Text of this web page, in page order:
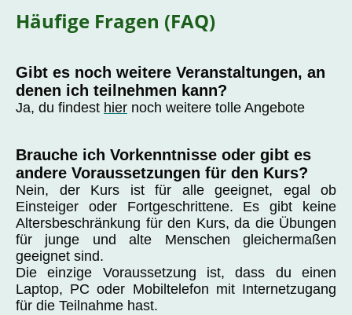
Häufige Fragen (FAQ)
Gibt es noch weitere Veranstaltungen, an
denen ich teilnehmen kann?
Ja, du findest hier noch weitere tolle Angebote
Brauche ich Vorkenntnisse oder gibt es
andere Voraussetzungen für den Kurs?
Nein, der Kurs ist für alle geeignet, egal ob
Einsteiger oder Fortgeschrittene. Es gibt keine
Altersbeschränkung für den Kurs, da die Übungen
für junge und alte Menschen gleichermaßen
geeignet sind.
Die einzige Voraussetzung ist, dass du einen
Laptop, PC oder Mobiltelefon mit Internetzugang
für die Teilnahme hast.